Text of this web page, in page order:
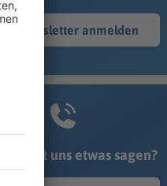
Newsletter anmelden
uns etwas sagen?